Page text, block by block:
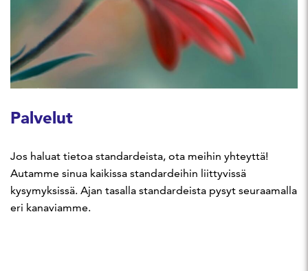
Palvelut
Jos haluat tietoa standardeista, ota meihin yhteyttä!
Autamme sinua kaikissa standardeihin liittyvissä
kysymyksissä. Ajan tasalla standardeista pysyt seuraamalla
eri kanaviamme.